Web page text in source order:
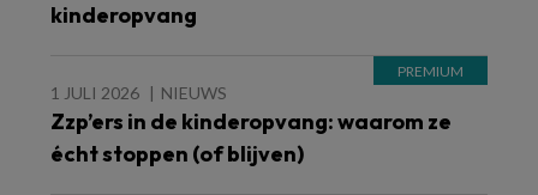
kinderopvang
1 JULI 2026 NIEUWS
Zzp’ers in de kinderopvang: waarom ze
écht stoppen (of blijven)